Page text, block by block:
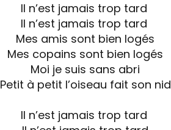
Il n’est jamais trop tard
Il n’est jamais trop tard
Mes amis sont bien logés
Mes copains sont bien logés
Moi je suis sans abri
Petit à petit l’oiseau fait son nid
Il n’est jamais trop tard